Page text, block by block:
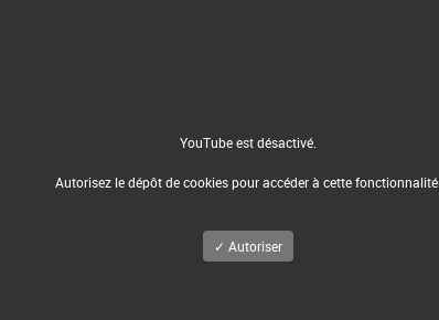
YouTube est désactivé.
Autorisez le dépôt de cookies pour accéder à cette fonctionnalité.
✓ Autoriser